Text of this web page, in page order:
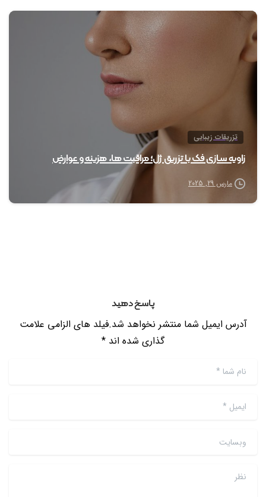
تزریقات زیبایی
زاویه سازی فک با تزریق ژل؛ مراقبت ها، هزینه و عوارض
مارس 29, 2025
پاسخ دهید
آدرس ایمیل شما منتشر نخواهد شد.فیلد های الزامی علامت
گذاری شده اند *
نام شما *
ایمیل *
وبسایت
نظر